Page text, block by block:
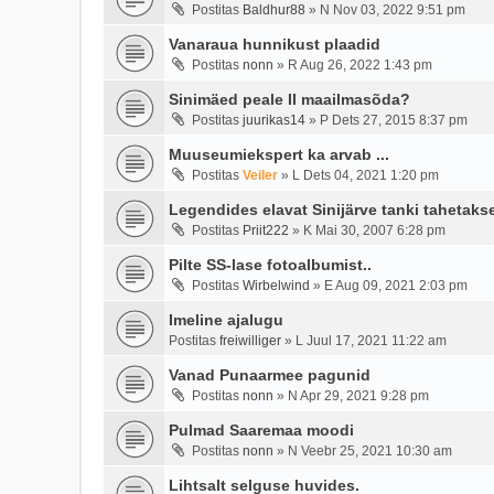
Postitas Baldhur88 » N Nov 03, 2022 9:51 pm
Vanaraua hunnikust plaadid
Postitas nonn » R Aug 26, 2022 1:43 pm
Sinimäed peale II maailmasõda?
Postitas juurikas14 » P Dets 27, 2015 8:37 pm
Muuseumiekspert ka arvab ...
Postitas Veiler » L Dets 04, 2021 1:20 pm
Legendides elavat Sinijärve tanki
Postitas Priit222 » K Mai 30, 2007 6:28 pm
Pilte SS-lase fotoalbumist..
Postitas Wirbelwind » E Aug 09, 2021 2:03 pm
Imeline ajalugu
Postitas freiwilliger » L Juul 17, 2021 11:22 am
Vanad Punaarmee pagunid
Postitas nonn » N Apr 29, 2021 9:28 pm
Pulmad Saaremaa moodi
Postitas nonn » N Veebr 25, 2021 10:30 am
Lihtsalt selguse huvides.